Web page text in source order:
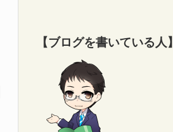
【ブログを書いている人】